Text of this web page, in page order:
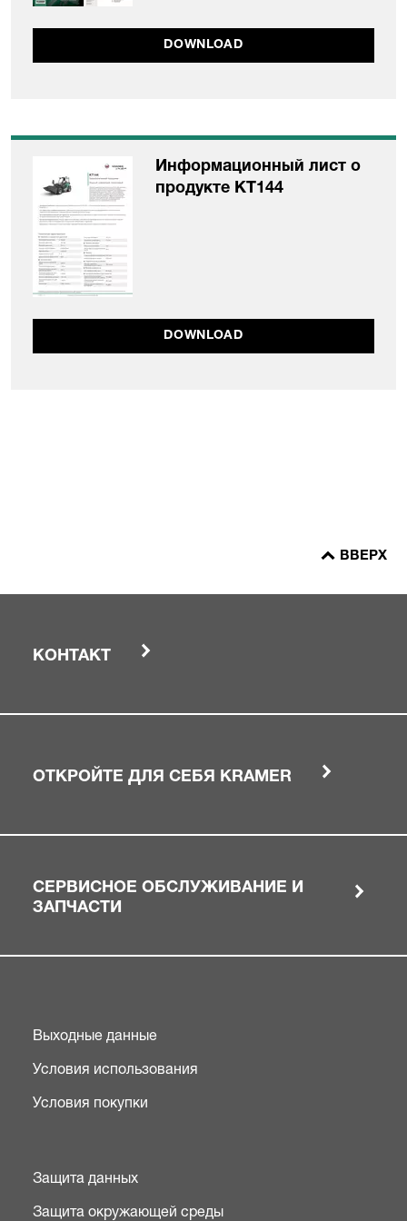
DOWNLOAD
Информационный лист о
продукте KT144
DOWNLOAD
ВВЕРХ
КОНТАКТ
ОТКРОЙТЕ ДЛЯ СЕБЯ KRAMER
СЕРВИСНОЕ ОБСЛУЖИВАНИЕ И
ЗАПЧАСТИ
Выходные данные
Условия использования
Условия покупки
Защита данных
Защита окружающей среды